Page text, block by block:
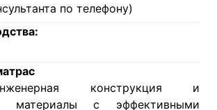
по телефону)
конструкция и
материалы с эффективными